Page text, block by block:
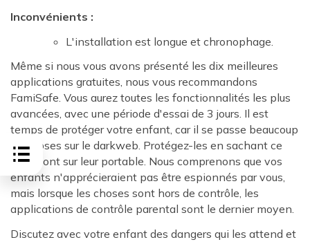
Inconvénients :
L'installation est longue et chronophage.
Même si nous vous avons présenté les dix meilleures
applications gratuites, nous vous recommandons
FamiSafe. Vous aurez toutes les fonctionnalités les plus
avancées, avec une période d'essai de 3 jours. Il est
temps de protéger votre enfant, car il se passe beaucoup
de choses sur le darkweb. Protégez-les en sachant ce
qu'ils font sur leur portable. Nous comprenons que vos
enfants n'apprécieraient pas être espionnés par vous,
mais lorsque les choses sont hors de contrôle, les
applications de contrôle parental sont le dernier moyen.
Discutez avec votre enfant des dangers qui les attend et